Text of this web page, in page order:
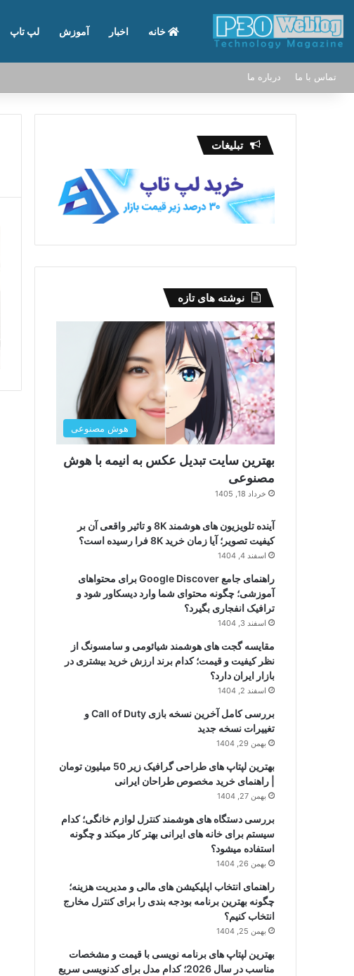
خانه اخبار آموزش لپ تاپ
تماس با ما درباره ما
تبلیغات
نوشته های تازه
هوش مصنوعی
بهترین سایت تبدیل عکس به انیمه با هوش
مصنوعی
خرداد 18, 1405
آینده تلویزیون های هوشمند 8K و تاثیر واقعی آن بر
کیفیت تصویر؛ آیا زمان خرید 8K فرا رسیده است؟
اسفند 4, 1404
راهنمای جامع Google Discover برای محتواهای
آموزشی؛ چگونه محتوای شما وارد دیسکاور شود و
ترافیک انفجاری بگیرد؟
اسفند 3, 1404
مقایسه گجت های هوشمند شیائومی و سامسونگ از
نظر کیفیت و قیمت؛ کدام برند ارزش خرید بیشتری در
بازار ایران دارد؟
اسفند 2, 1404
بررسی کامل آخرین نسخه بازی Call of Duty و
تغییرات نسخه جدید
بهمن 29, 1404
بهترین لپتاپ های طراحی گرافیک زیر 50 میلیون تومان
| راهنمای خرید مخصوص طراحان ایرانی
بهمن 27, 1404
بررسی دستگاه های هوشمند کنترل لوازم خانگی؛ کدام
سیستم برای خانه های ایرانی بهتر کار میکند و چگونه
استفاده میشود؟
بهمن 26, 1404
راهنمای انتخاب اپلیکیشن های مالی و مدیریت هزینه؛
چگونه بهترین برنامه بودجه بندی را برای کنترل مخارج
انتخاب کنیم؟
بهمن 25, 1404
بهترین لپتاپ های برنامه نویسی با قیمت و مشخصات
مناسب در سال 2026؛ کدام مدل برای کدنویسی سریع